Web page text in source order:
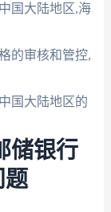
国大陆地区,海
的审核和管控,
国大陆地区的
储银行
题